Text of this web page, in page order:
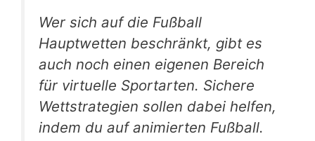
Wer sich auf die Fußball
Hauptwetten beschränkt, gibt es
auch noch einen eigenen Bereich
für virtuelle Sportarten. Sichere
Wettstrategien sollen dabei helfen,
indem du auf animierten Fußball.